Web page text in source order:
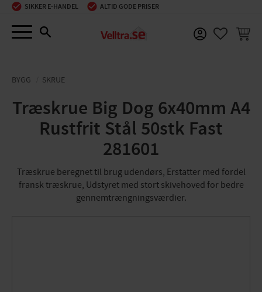
Menu
SIKKER E-HANDEL ALTID GODE PRISER
BYGG SKRUE
Træskrue Big Dog 6x40mm A4
Rustfrit Stål 50stk Fast
281601
Træskrue beregnet til brug udendørs, Erstatter med fordel
fransk træskrue, Udstyret med stort skivehoved for bedre
gennemtrængningsværdier.